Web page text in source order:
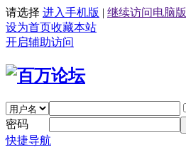
请选择 进入手机版 | 继续访问电脑版
设为首页收藏本站
开启辅助访问
密码
快捷导航